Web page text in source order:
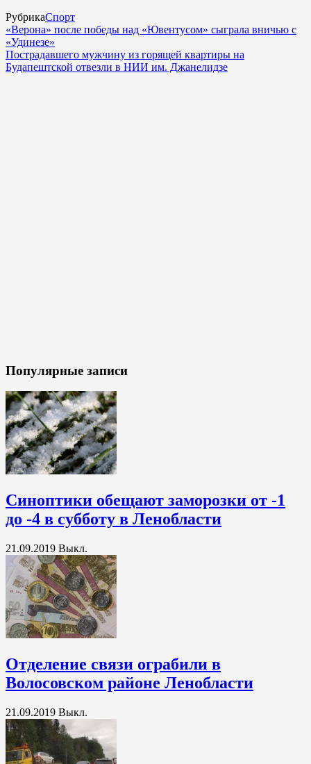
РубрикаСпорт
«Верона» после победы над «Ювентусом» сыграла вничью с
«Удинезе»
Пострадавшего мужчину из горящей квартиры на
Будапештской отвезли в НИИ им. Джанелидзе
Популярные записи
Синоптики обещают заморозки от -1
до -4 в субботу в Ленобласти
21.09.2019 Выкл.
Отделение связи ограбили в
Волосовском районе Ленобласти
21.09.2019 Выкл.